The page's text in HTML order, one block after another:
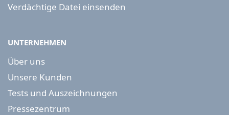
Verdächtige Datei einsenden
UNTERNEHMEN
Über uns
Unsere Kunden
Tests und Auszeichnungen
Pressezentrum